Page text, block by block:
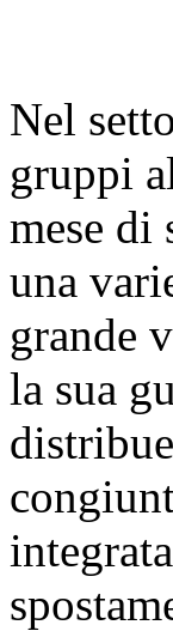
Nel
gruppi
mese di
una
grande
la sua